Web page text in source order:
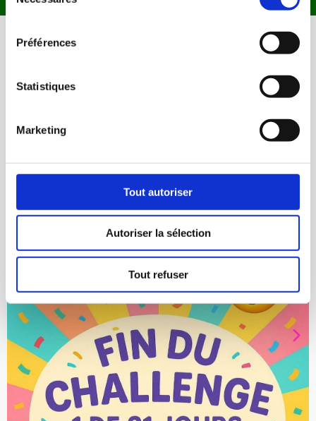
consentement
Préférences
Statistiques
Marketing
Tout autoriser
Autoriser la sélection
Tout refuser
DE NOS CLIENTES AVEC LE CHALLENGE
(Faites défiler à droite avec la flèche rose)